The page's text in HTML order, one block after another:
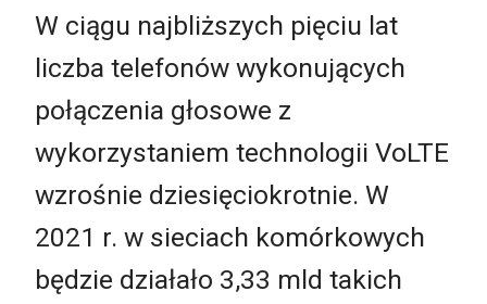
W ciągu najbliższych pięciu lat
liczba telefonów wykonujących
połączenia głosowe z
wykorzystaniem technologii VoLTE
wzrośnie dziesięciokrotnie. W
2021 r. w sieciach komórkowych
będzie działało 3,33 mld takich